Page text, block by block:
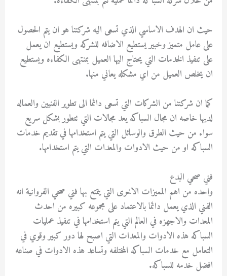
حيث ان الهدف الاساسي الذي تسعى اليه شركتنا هو ان يتم الحصول
على عامل متميز وخبير يستطيع الاضافه للشركه ويستطيع ان يعمل
على تنفيذ الخدمات التي يحتاج اليها العميل بمنتهى الكفاءه ويستطيع
ان يخلص العميل من اي مشكله يعاني منها.
كما ان شركتنا من الشركات التي تسعى دائما الى تطوير الفنيين والعماله
لديها خاصه ان مجال السباكه يعد مجالات التي تتطور بشكل سريع
سواء من حيث الطرق والوسائل التي يتم استخدامها في تقديم خدمات
السباكه او من حيث الادوات والمعدات التي يتم استخدامها.
فني صحي البدع
واحده من اهم المميزات الاخرى التي يتمتع بها فني صحي الفروانية انه
الفني الذي يعمل دائما بالاعتماد على مجموعه كبيره من احدث
المعدات والاجهزه في العالم التي يتم استخدامها في تنفيذ عمليات
السباكه هذه الادوات والمعدات التي اصبح لها دور كبير وقوي في
التعامل مع خدمات السباكه المختلفه وتساعد هذه الادوات في صناعه
افضل خدمه للسباكه.